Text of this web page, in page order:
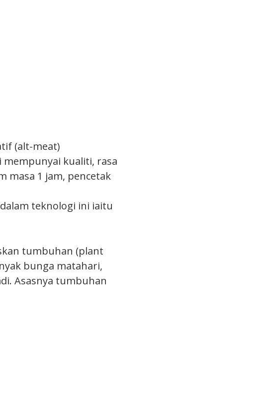
(alt-meat)
mempunyai kualiti, rasa
masa 1 jam, pencetak
teknologi ini iaitu
tumbuhan (plant
bunga matahari,
Asasnya tumbuhan